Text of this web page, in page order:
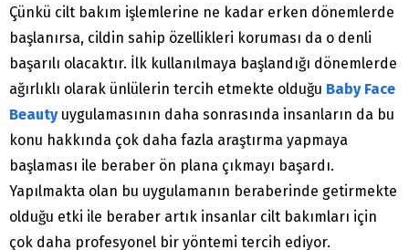
Çünkü cilt bakım işlemlerine ne kadar erken dönemlerde
başlanırsa, cildin sahip özellikleri koruması da o denli
başarılı olacaktır. İlk kullanılmaya başlandığı dönemlerde
ağırlıklı olarak ünlülerin tercih etmekte olduğu Baby Face
Beautyuygulamasının daha sonrasında insanların da bu
konu hakkında çok daha fazla araştırma yapmaya
başlaması ile beraber ön plana çıkmayı başardı.
Yapılmakta olan bu uygulamanın beraberinde getirmekte
olduğu etki ile beraber artık insanlar cilt bakımları için
çok daha profesyonel bir yöntemi tercih ediyor.